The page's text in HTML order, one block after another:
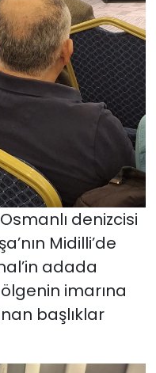
denizcisi
Midilli’de
adada
imarına
başlıklar